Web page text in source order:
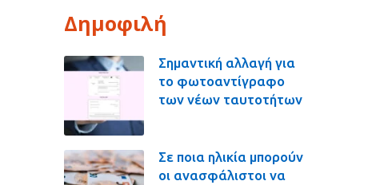
Δημοφιλή
Σημαντική αλλαγή για
το φωτοαντίγραφο
των νέων ταυτοτήτων
Σε ποια ηλικία μπορούν
οι ανασφάλιστοι να